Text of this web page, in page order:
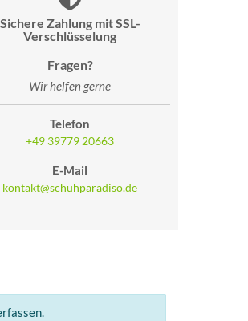
Sichere Zahlung mit SSL-
Verschlüsselung
Fragen?
Wir helfen gerne
Telefon
+49 39779 20663
E-Mail
kontakt@schuhparadiso.de